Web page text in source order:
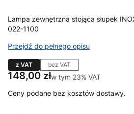
Lampa zewnętrzna stojąca słupek
022-1100
Przejdź do pełnego opisu
z VAT bez VAT
Cena
148,00 złw tym 23% VAT
w tym 23% VAT
Ceny podane bez kosztów dostawy.